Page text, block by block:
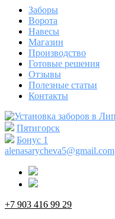
Заборы
Ворота
Навесы
Магазин
Производство
Готовые решения
Отзывы
Полезные статьи
Контакты
Пятигорск
Бонус 1
alenasarycheva5@gmail.com
+7 903 416 99 29